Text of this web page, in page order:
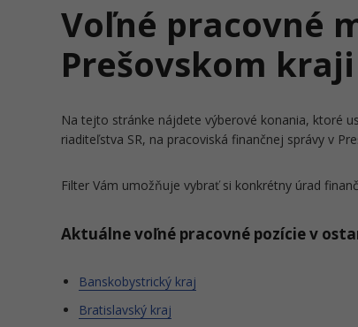
Voľné pracovné
Prešovskom kraji
Na tejto stránke nájdete výberové konania, ktoré
riaditeľstva SR, na pracoviská finančnej správy v
Filter Vám umožňuje vybrať si konkrétny úrad
Aktuálne voľné pracovné pozície v
Banskobystrický kraj
Bratislavský kraj